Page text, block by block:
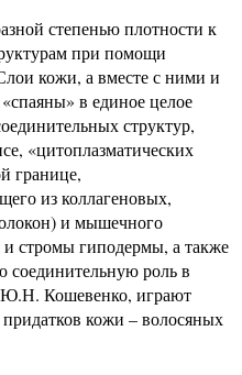
степенью плотности к
при помощи
кожи, а вместе с ними и
в единое целое
структур,
«цитоплазматических
границе,
из коллагеновых,
и мышечного
стромы гиподермы, а также
соединительную роль в
Кошевенко, играют
кожи – волосяных